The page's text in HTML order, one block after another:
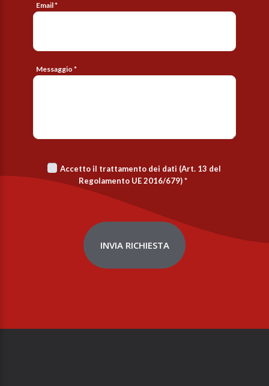
Email *
Messaggio *
Accetto il trattamento dei dati (Art. 13 del
Regolamento UE 2016/679)*
INVIA RICHIESTA